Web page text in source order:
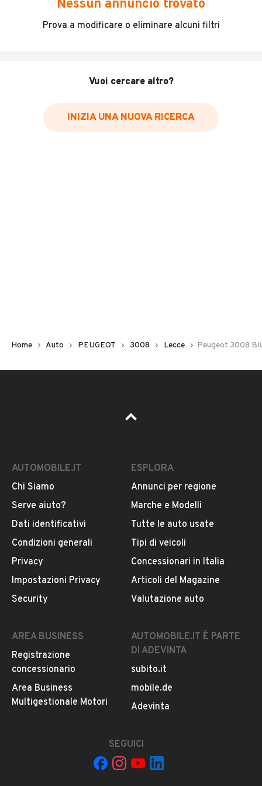
Incidenti in cui è stato coinvolto il veicolo
Data e luogo delle revisioni effettuate
Inserisci il numero di targa per verificare la disponibilità
Pubblicità
DESCRIZIONE
PEUGEOT 3008
- 1.5 DIESEL 130CV
- CAMBIO AUTOMATICO
- 2019
- UNICO PROPRIETARIO
- CERCHI IN LEGA DIAMANTATI BICOLORE 17º
- SEDILI IN MISTO PELLE
LEGGI TUTTO
INFORMAZIONI VEICOLO
Nessun annuncio trovato
Prova a modificare o eliminare alcuni filtri
Vuoi cercare altro?
INIZIA UNA NUOVA RICERCA
Home Auto PEUGEOT 3008 Lecce Peugeot 3008
AUTOMOBILE.IT
Chi Siamo
Serve aiuto?
Dati identificativi
Condizioni generali
Privacy
Impostazioni Privacy
Security
ESPLORA
Annunci per regione
Marche e Modelli
Tutte le auto usate
Tipi di veicoli
Concessionari in Italia
Articoli del Magazine
Valutazione auto
AREA BUSINESS
Registrazione
concessionario
Area Business
Multigestionale Motori
AUTOMOBILE.IT È PARTE
DI ADEVINTA
subito.it
mobile.de
Adevinta
SEGUICI